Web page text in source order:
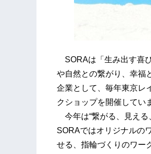
SORAは「生み出す喜
や自然との繋がり、幸福
企業として、毎年東京レ
クショップを開催してい
今年は“繋がる、見える
SORAではオリジナルの
せる、指輪づくりのワー